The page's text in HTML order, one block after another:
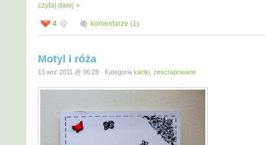
czytaj dalej »
4 komentarze (1)
Motyl i róża
13 wrz 2011 @ 06:29 · Kategoria kartki zescrapowane